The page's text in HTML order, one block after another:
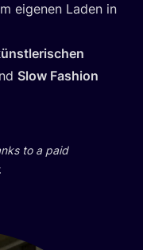
eige­nen Laden in
Slow Fashi­on
to a paid